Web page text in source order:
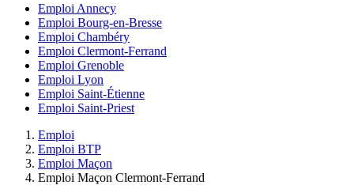
Emploi Annecy
Emploi Bourg-en-Bresse
Emploi Chambéry
Emploi Clermont-Ferrand
Emploi Grenoble
Emploi Lyon
Emploi Saint-Étienne
Emploi Saint-Priest
Emploi
Emploi BTP
Emploi Maçon
Emploi Maçon Clermont-Ferrand